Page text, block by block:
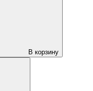
В корзину